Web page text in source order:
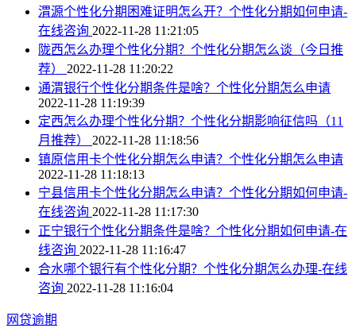
渭源个性化分期困难证明怎么开？个性化分期如何申请-
在线咨询 2022-11-28 11:21:05
陇西怎么办理个性化分期？个性化分期怎么谈（今日推
荐） 2022-11-28 11:20:22
通渭银行个性化分期条件是啥？个性化分期怎么申请
2022-11-28 11:19:39
定西怎么办理个性化分期？个性化分期影响征信吗（11
月推荐） 2022-11-28 11:18:56
镇原信用卡个性化分期怎么申请？个性化分期怎么申请
2022-11-28 11:18:13
宁县信用卡个性化分期怎么申请？个性化分期如何申请-
在线咨询 2022-11-28 11:17:30
正宁银行个性化分期条件是啥？个性化分期如何申请-在
线咨询 2022-11-28 11:16:47
合水哪个银行有个性化分期？个性化分期怎么办理-在线
咨询 2022-11-28 11:16:04
网贷逾期